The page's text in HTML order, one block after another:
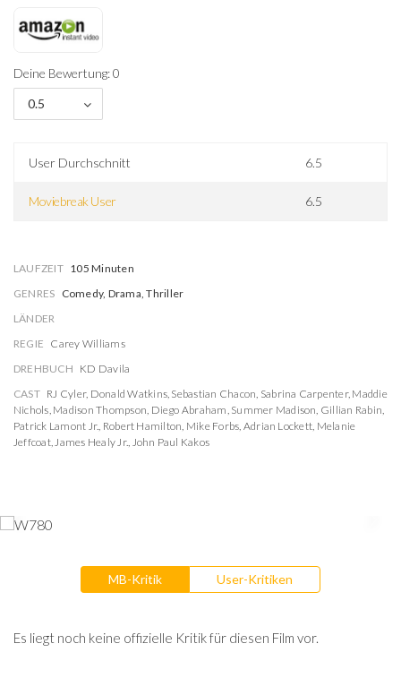
Deine Bewertung: 0
0.5
User Durchschnitt 6.5
Moviebreak User 6.5
LAUFZEIT 105 Minuten
GENRES Comedy, Drama, Thriller
LÄNDER
REGIE Carey Williams
DREHBUCH KD Davila
CAST RJ Cyler, Donald Watkins, Sebastian Chacon, Sabrina Carpenter, Maddie
Nichols, Madison Thompson, Diego Abraham, Summer Madison, Gillian Rabin,
Patrick Lamont Jr., Robert Hamilton, Mike Forbs, Adrian Lockett, Melanie
Jeffcoat,James Healy Jr., John Paul Kakos
MB-Kritik User-Kritiken
Es liegt noch keine offizielle Kritik für diesen Film vor.